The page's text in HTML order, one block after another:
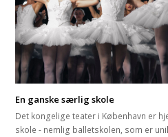
En ganske særlig skole
Det kongelige teater i København er
skole - nemlig balletskolen, som er